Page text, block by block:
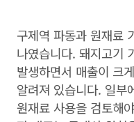
구제역 파동과 원재료
나였습니다. 돼지고기
발생하면서 매출이 크
알려져 있습니다. 일부
원재료 사용을 검토해